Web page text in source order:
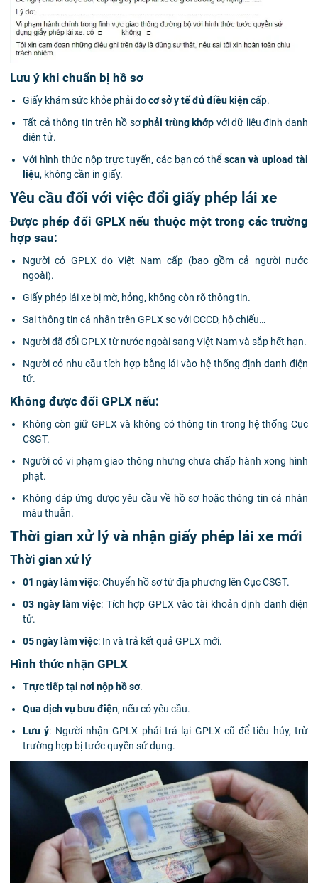
Lưu ý khi chuẩn bị hồ sơ
Giấy khám sức khỏe phải docơ sở y tế đủ điều kiệncấp.
Tất cả thông tin trên hồ sơphải trùng khớp với dữ liệu định danh
điện tử.
Với hình thức nộp trực tuyến, các bạn có thểscan và upload tài
liệu, không cần in giấy.
Yêu cầu đối với việc đổi giấy phép lái xe
Được phép đổi GPLX nếu thuộc một trong các trường
hợp sau:
Người có GPLX do Việt Nam cấp (bao gồm cả người nước
ngoài).
Giấy phép lái xe bị mờ, hỏng, không còn rõ thông tin.
Sai thông tin cá nhân trên GPLX so với CCCD, hộ chiếu…
Người đã đổi GPLX từ nước ngoài sang Việt Nam và sắp hết hạn.
Người có nhu cầu tích hợp bằng lái vào hệ thống định danh điện
tử.
Không được đổi GPLX nếu:
Không còn giữ GPLX và không có thông tin trong hệ thống Cục
CSGT.
Người có vi phạm giao thông nhưng chưa chấp hành xong hình
phạt.
Không đáp ứng được yêu cầu về hồ sơ hoặc thông tin cá nhân
mâu thuẫn.
Thời gian xử lý và nhận giấy phép lái xe mới
Thời gian xử lý
01 ngày làm việc: Chuyển hồ sơ từ địa phương lên Cục CSGT.
03 ngày làm việc: Tích hợp GPLX vào tài khoản định danh điện
tử.
05 ngày làm việc: In và trả kết quả GPLX mới.
Hình thức nhận GPLX
Trực tiếp tại nơi nộp hồ sơ.
Qua dịch vụ bưu điện, nếu có yêu cầu.
Lưu ý: Người nhận GPLX phải trả lại GPLX cũ để tiêu hủy, trừ
trường hợp bị tước quyền sử dụng.